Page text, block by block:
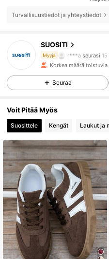
Turvallisuustiedot ja yhteystiedot
SUOSITI
Myyjä r***a seurasi
4.85 7.5K
4.85 7.5K
4.85 7.5K
Korkea määrä
Seuraa
Voit Pitää Myös
Suosittele Kengät Laukut ja